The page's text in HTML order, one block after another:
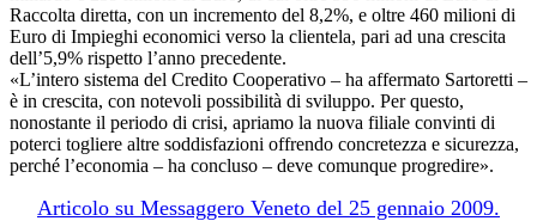
Raccolta diretta, con un incremento del 8,2%, e oltre 460 milioni di
Euro di Impieghi economici verso la clientela, pari ad una crescita
dell’5,9% rispetto l’anno precedente.
«L’intero sistema del Credito Cooperativo – ha affermato Sartoretti –
è in crescita, con notevoli possibilità di sviluppo. Per questo,
nonostante il periodo di crisi, apriamo la nuova filiale convinti di
poterci togliere altre soddisfazioni offrendo concretezza e sicurezza,
perché l’economia – ha concluso – deve comunque progredire».
Articolo su Messaggero Veneto del 25 gennaio 2009.